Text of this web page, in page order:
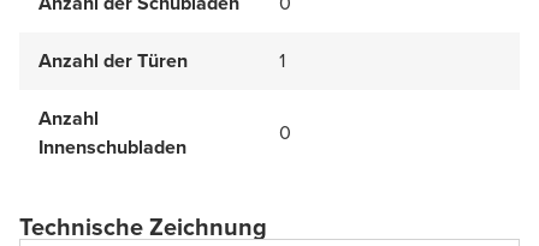
Anzahl der Türen 1
Anzahl
Innenschubladen
0
Technische Zeichnung